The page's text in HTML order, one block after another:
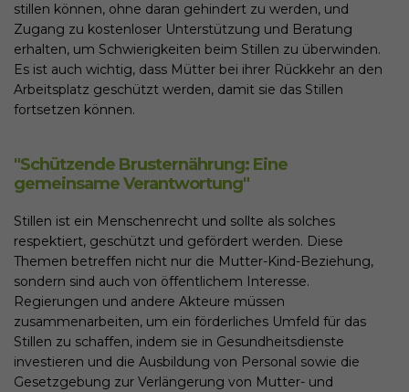
stillen können, ohne daran gehindert zu werden, und
Zugang zu kostenloser Unterstützung und Beratung
erhalten, um Schwierigkeiten beim Stillen zu überwinden.
Es ist auch wichtig, dass Mütter bei ihrer Rückkehr an den
Arbeitsplatz geschützt werden, damit sie das Stillen
fortsetzen können.
"Schützende Brusternährung: Eine
gemeinsame Verantwortung"
Stillen ist ein Menschenrecht und sollte als solches
respektiert, geschützt und gefördert werden. Diese
Themen betreffen nicht nur die Mutter-Kind-Beziehung,
sondern sind auch von öffentlichem Interesse.
Regierungen und andere Akteure müssen
zusammenarbeiten, um ein förderliches Umfeld für das
Stillen zu schaffen, indem sie in Gesundheitsdienste
investieren und die Ausbildung von Personal sowie die
Gesetzgebung zur Verlängerung von Mutter- und